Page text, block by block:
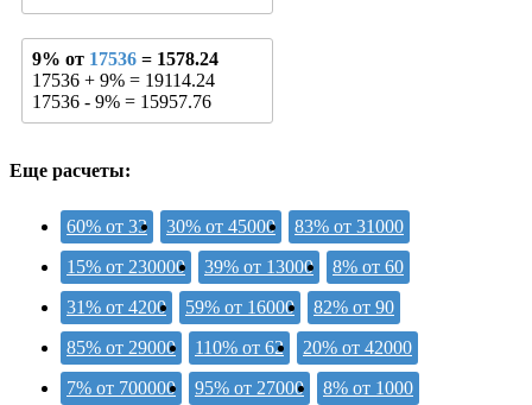
9% от 17536 = 1578.24
17536 + 9% = 19114.24
17536 - 9% = 15957.76
Еще расчеты:
60% от 33 30% от 45000
83% от 31000
15% от 230000
39% от 13000
8% от 60
31% от 4200
59% от 16000
82% от 90
85% от 29000
110% от 62
20% от 42000
7% от 700000
95% от 27000 8% от 1000